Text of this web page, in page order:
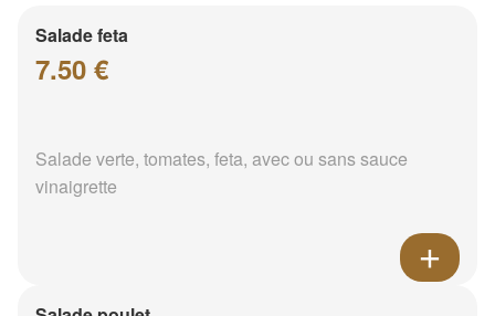
Salade feta
7.50 €
Salade verte, tomates, feta, avec ou sans sauce
vinaigrette